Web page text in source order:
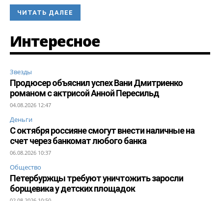
ЧИТАТЬ ДАЛЕЕ
Интересное
Звезды
Продюсер объяснил успех Вани Дмитриенко
романом с актрисой Анной Пересильд
04.08.2026 12:47
Деньги
С октября россияне смогут внести наличные на
счет через банкомат любого банка
06.08.2026 10:37
Общество
Петербуржцы требуют уничтожить заросли
борщевика у детских площадок